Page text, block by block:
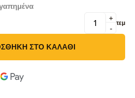
-
+ τεμ
ΣΤΟ ΚΑΛΆΘΙ